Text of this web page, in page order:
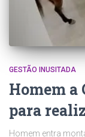
GESTÃO INUSITADA
Homem a
para
Homem entra